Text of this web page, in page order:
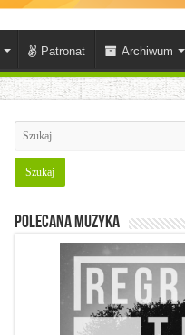
Patronat Archiwum
Polecana muzyka